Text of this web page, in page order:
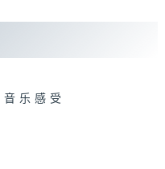
乐感受